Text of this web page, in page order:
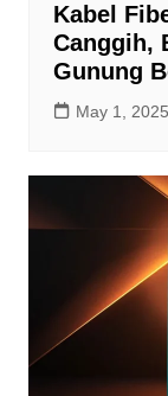
Kabel
Canggih,
Gunung
May 1, 2025